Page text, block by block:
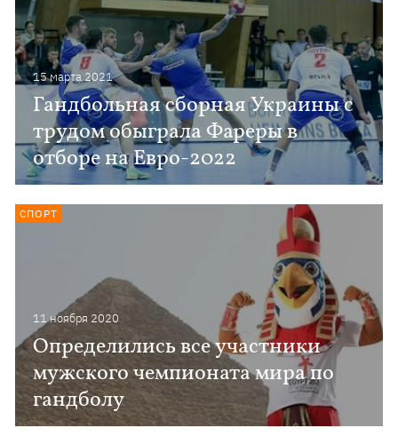
15 марта 2021
Гандбольная сборная Украины с
трудом обыграла Фареры в
отборе на Евро-2022
11 ноября 2020
Определились все участники
мужского чемпионата мира по
гандболу
СПОРТ